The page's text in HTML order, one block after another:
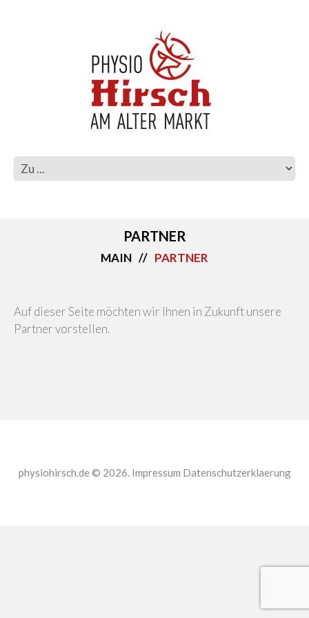
PARTNER
MAIN PARTNER
Auf dieser Seite möchten wir Ihnen in Zukunft unsere
Partner vorstellen.
physiohirsch.de © 2026. Impressum Datenschutzerklaerung